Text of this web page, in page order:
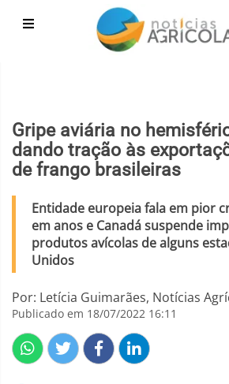
Gripe aviária no
dando tração às
de frango brasileiras
Entidade europeia fala em pior
em anos e Canadá suspende
produtos avícolas de alguns
Unidos
Por: Letícia Guimarães, Notícias
Publicado em 18/07/2022 16:11